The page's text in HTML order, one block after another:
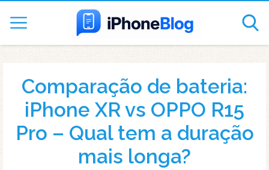
Comparação de bateria:
iPhone XR vs OPPO R15
Pro – Qual tem a duração
mais longa?